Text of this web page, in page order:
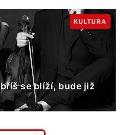
se blíží, bude již
KULTURA